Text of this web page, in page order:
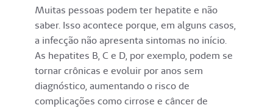
Muitas pessoas podem ter hepatite e não
saber. Isso acontece porque, em alguns casos,
a infecção não apresenta sintomas no início.
As hepatites B, C e D, por exemplo, podem se
tornar crônicas e evoluir por anos sem
diagnóstico, aumentando o risco de
complicações como cirrose e câncer de